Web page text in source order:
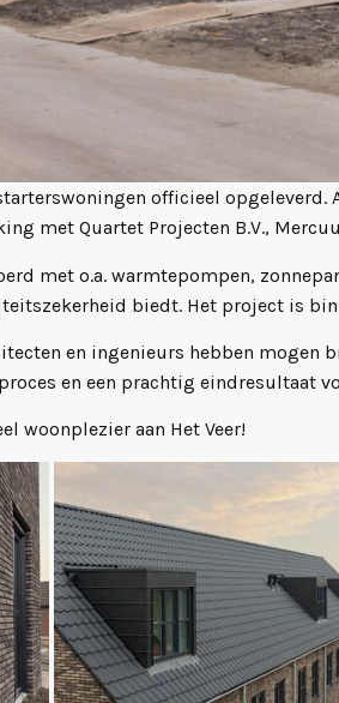
officieel
met Quartet Projecten B.V.,
met o.a. warmtepompen,
biedt. Het project is
en ingenieurs hebben
en een prachtig eindresultaat
woonplezier aan Het Veer!